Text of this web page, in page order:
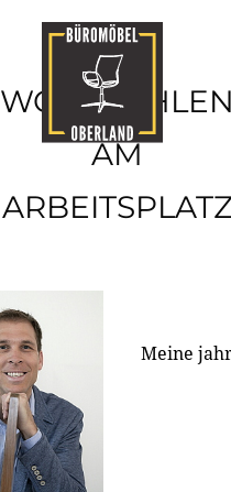
WOHLFÜHLEN
AM
Meine